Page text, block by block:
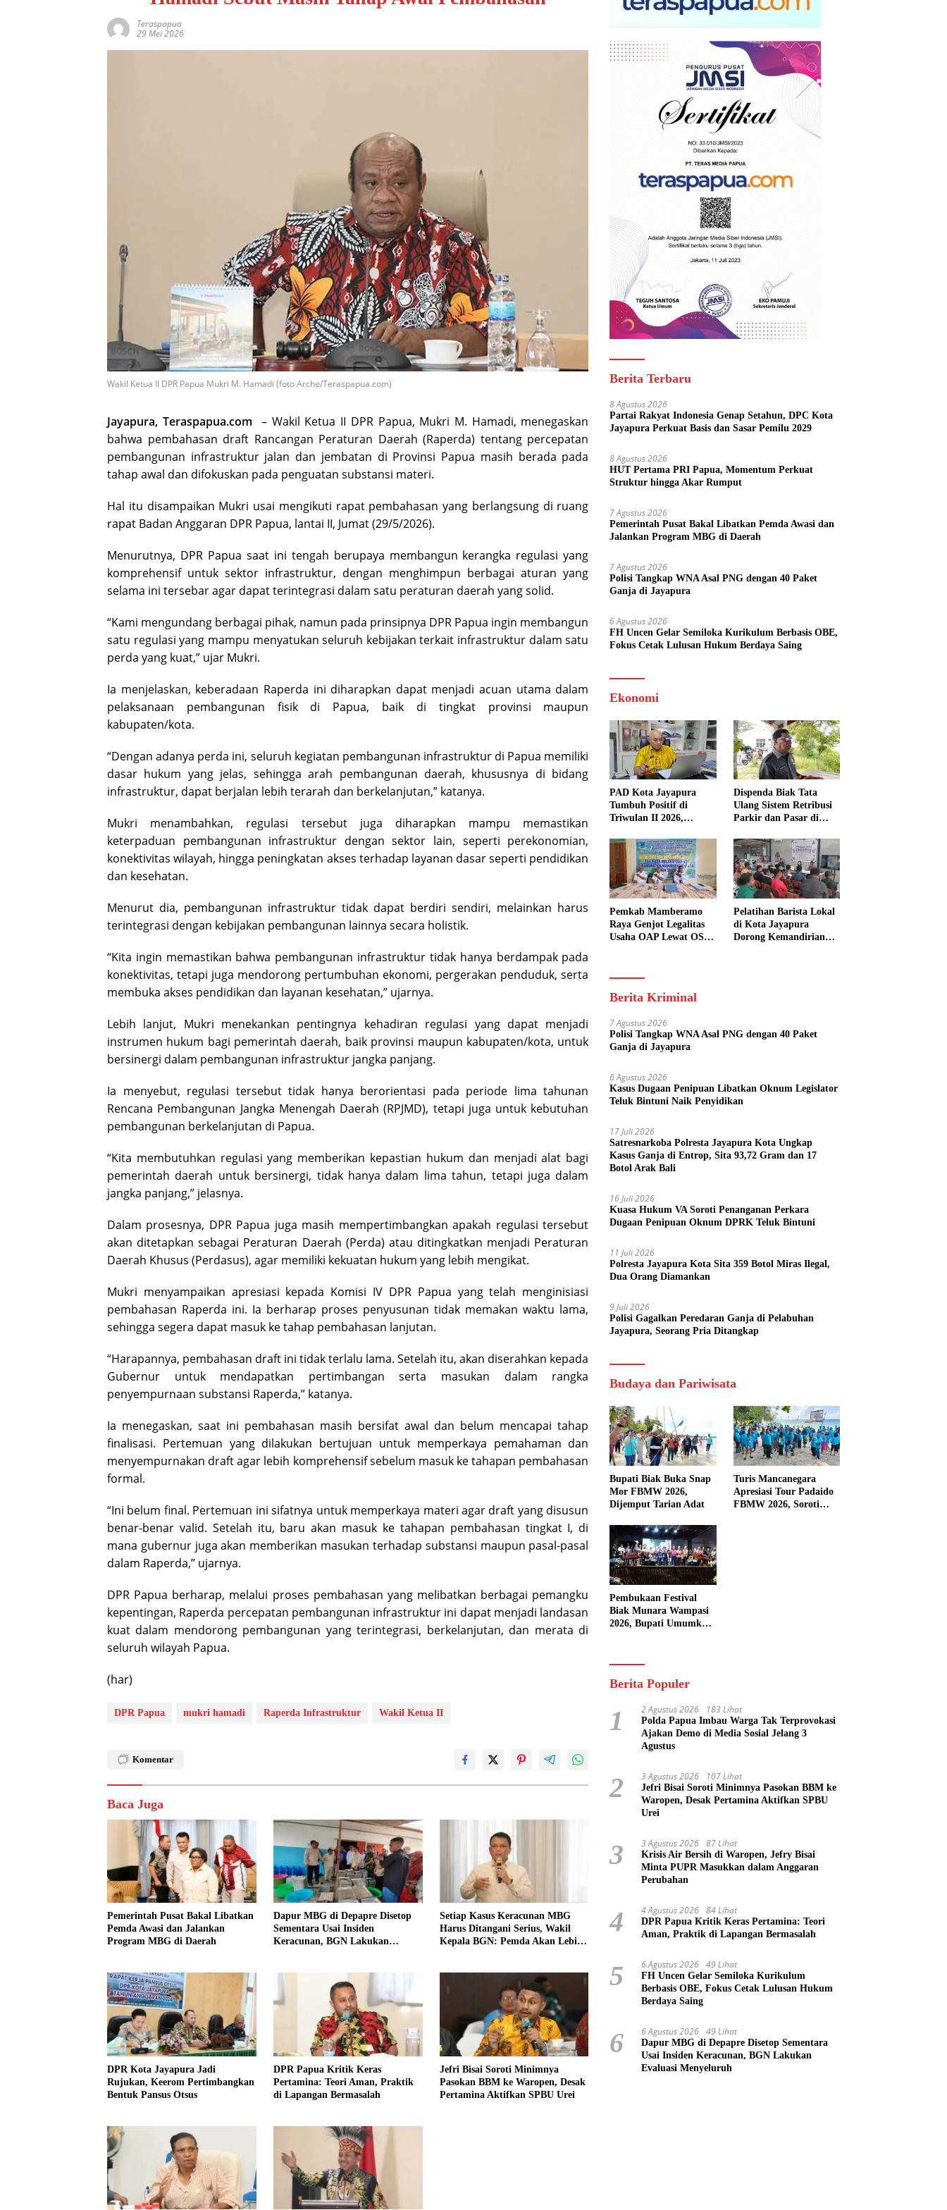
Teraspapua
29 Mei 2026
Wakil Ketua II DPR Papua Mukri M. Hamadi (foto Arche/Teraspapua.com)
Jayapura, Teraspapua.com – Wakil Ketua II DPR Papua, Mukri M. Hamadi, menegaskan
bahwa pembahasan draft Rancangan Peraturan Daerah (Raperda) tentang percepatan
pembangunan infrastruktur jalan dan jembatan di Provinsi Papua masih berada pada
tahap awal dan difokuskan pada penguatan substansi materi.
Hal itu disampaikan Mukri usai mengikuti rapat pembahasan yang berlangsung di ruang
rapat Badan Anggaran DPR Papua, lantai II, Jumat (29/5/2026).
Menurutnya, DPR Papua saat ini tengah berupaya membangun kerangka regulasi yang
komprehensif untuk sektor infrastruktur, dengan menghimpun berbagai aturan yang
selama ini tersebar agar dapat terintegrasi dalam satu peraturan daerah yang solid.
“Kami mengundang berbagai pihak, namun pada prinsipnya DPR Papua ingin membangun
satu regulasi yang mampu menyatukan seluruh kebijakan terkait infrastruktur dalam satu
perda yang kuat,” ujar Mukri.
Ia menjelaskan, keberadaan Raperda ini diharapkan dapat menjadi acuan utama dalam
pelaksanaan pembangunan fisik di Papua, baik di tingkat provinsi maupun
kabupaten/kota.
“Dengan adanya perda ini, seluruh kegiatan pembangunan infrastruktur di Papua memiliki
dasar hukum yang jelas, sehingga arah pembangunan daerah, khususnya di bidang
infrastruktur, dapat berjalan lebih terarah dan berkelanjutan,” katanya.
Mukri menambahkan, regulasi tersebut juga diharapkan mampu memastikan
keterpaduan pembangunan infrastruktur dengan sektor lain, seperti perekonomian,
konektivitas wilayah, hingga peningkatan akses terhadap layanan dasar seperti pendidikan
dan kesehatan.
Menurut dia, pembangunan infrastruktur tidak dapat berdiri sendiri, melainkan harus
terintegrasi dengan kebijakan pembangunan lainnya secara holistik.
“Kita ingin memastikan bahwa pembangunan infrastruktur tidak hanya berdampak pada
konektivitas, tetapi juga mendorong pertumbuhan ekonomi, pergerakan penduduk, serta
membuka akses pendidikan dan layanan kesehatan,” ujarnya.
Lebih lanjut, Mukri menekankan pentingnya kehadiran regulasi yang dapat menjadi
instrumen hukum bagi pemerintah daerah, baik provinsi maupun kabupaten/kota, untuk
bersinergi dalam pembangunan infrastruktur jangka panjang.
Ia menyebut, regulasi tersebut tidak hanya berorientasi pada periode lima tahunan
Rencana Pembangunan Jangka Menengah Daerah (RPJMD), tetapi juga untuk kebutuhan
pembangunan berkelanjutan di Papua.
“Kita membutuhkan regulasi yang memberikan kepastian hukum dan menjadi alat bagi
pemerintah daerah untuk bersinergi, tidak hanya dalam lima tahun, tetapi juga dalam
jangka panjang,” jelasnya.
Dalam prosesnya, DPR Papua juga masih mempertimbangkan apakah regulasi tersebut
akan ditetapkan sebagai Peraturan Daerah (Perda) atau ditingkatkan menjadi Peraturan
Daerah Khusus (Perdasus), agar memiliki kekuatan hukum yang lebih mengikat.
Mukri menyampaikan apresiasi kepada Komisi IV DPR Papua yang telah menginisiasi
pembahasan Raperda ini. Ia berharap proses penyusunan tidak memakan waktu lama,
sehingga segera dapat masuk ke tahap pembahasan lanjutan.
“Harapannya, pembahasan draft ini tidak terlalu lama. Setelah itu, akan diserahkan kepada
Gubernur untuk mendapatkan pertimbangan serta masukan dalam rangka
penyempurnaan substansi Raperda,” katanya.
Ia menegaskan, saat ini pembahasan masih bersifat awal dan belum mencapai tahap
finalisasi. Pertemuan yang dilakukan bertujuan untuk memperkaya pemahaman dan
menyempurnakan draft agar lebih komprehensif sebelum masuk ke tahapan pembahasan
formal.
“Ini belum final. Pertemuan ini sifatnya untuk memperkaya materi agar draft yang disusun
benar-benar valid. Setelah itu, baru akan masuk ke tahapan pembahasan tingkat I, di
mana gubernur juga akan memberikan masukan terhadap substansi maupun pasal-pasal
dalam Raperda,” ujarnya.
DPR Papua berharap, melalui proses pembahasan yang melibatkan berbagai pemangku
kepentingan, Raperda percepatan pembangunan infrastruktur ini dapat menjadi landasan
kuat dalam mendorong pembangunan yang terintegrasi, berkelanjutan, dan merata di
seluruh wilayah Papua.
(har)
DPR Papua mukri hamadi Raperda Infrastruktur Wakil Ketua II
Komentar
Baca Juga
Pemerintah Pusat Bakal Libatkan
Pemda Awasi dan Jalankan
Program MBG di Daerah
Dapur MBG di Depapre Disetop
Sementara Usai Insiden
Keracunan, BGN Lakukan
Setiap Kasus Keracunan MBG
Harus Ditangani Serius, Wakil
Kepala BGN: Pemda Akan Lebih
DPR Kota Jayapura Jadi
Rujukan, Keerom Pertimbangkan
Bentuk Pansus Otsus
DPR Papua Kritik Keras
Pertamina: Teori Aman, Praktik
di Lapangan Bermasalah
Jefri Bisai Soroti Minimnya
Pasokan BBM ke Waropen, Desak
Pertamina Aktifkan SPBU Urei
Berita Terbaru
8 Agustus 2026
Partai Rakyat Indonesia Genap Setahun, DPC Kota
Jayapura Perkuat Basis dan Sasar Pemilu 2029
8 Agustus 2026
HUT Pertama PRI Papua, Momentum Perkuat
Struktur hingga Akar Rumput
7 Agustus 2026
Pemerintah Pusat Bakal Libatkan Pemda Awasi dan
Jalankan Program MBG di Daerah
7 Agustus 2026
Polisi Tangkap WNA Asal PNG dengan 40 Paket
Ganja di Jayapura
6 Agustus 2026
FH Uncen Gelar Semiloka Kurikulum Berbasis OBE,
Fokus Cetak Lulusan Hukum Berdaya Saing
Ekonomi
PAD Kota Jayapura
Tumbuh Positif di
Triwulan II 2026,
Target
Dispenda Biak Tata
Ulang Sistem Retribusi
Parkir dan Pasar di
Pemkab Mamberamo
Raya Genjot Legalitas
Usaha OAP Lewat OSS,
Pelatihan Barista Lokal
di Kota Jayapura
Dorong Kemandirian
Berita Kriminal
7 Agustus 2026
Polisi Tangkap WNA Asal PNG dengan 40 Paket
Ganja di Jayapura
6 Agustus 2026
Kasus Dugaan Penipuan Libatkan Oknum Legislator
Teluk Bintuni Naik Penyidikan
17 Juli 2026
Satresnarkoba Polresta Jayapura Kota Ungkap
Kasus Ganja di Entrop, Sita 93,72 Gram dan 17
Botol Arak Bali
16 Juli 2026
Kuasa Hukum VA Soroti Penanganan Perkara
Dugaan Penipuan Oknum DPRK Teluk Bintuni
11 Juli 2026
Polresta Jayapura Kota Sita 359 Botol Miras Ilegal,
Dua Orang Diamankan
9 Juli 2026
Polisi Gagalkan Peredaran Ganja di Pelabuhan
Jayapura, Seorang Pria Ditangkap
Budaya dan Pariwisata
Bupati Biak Buka Snap
Mor FBMW 2026,
Dijemput Tarian Adat
Turis Mancanegara
Apresiasi Tour Padaido
FBMW 2026, Soroti
Pembukaan Festival
Biak Munara Wampasi
2026, Bupati Umumkan
Berita Populer
1 2 Agustus 2026 183 Lihat
Polda Papua Imbau Warga Tak Terprovokasi
Ajakan Demo di Media Sosial Jelang 3
Agustus
2 3 Agustus 2026 107 Lihat
Jefri Bisai Soroti Minimnya Pasokan BBM ke
Waropen, Desak Pertamina Aktifkan SPBU
Urei
3 3 Agustus 2026 87 Lihat
Krisis Air Bersih di Waropen, Jefry Bisai
Minta PUPR Masukkan dalam Anggaran
Perubahan
4 4 Agustus 2026 84 Lihat
DPR Papua Kritik Keras Pertamina: Teori
Aman, Praktik di Lapangan Bermasalah
5 6 Agustus 2026 49 Lihat
FH Uncen Gelar Semiloka Kurikulum
Berbasis OBE, Fokus Cetak Lulusan Hukum
Berdaya Saing
6 6 Agustus 2026 49 Lihat
Dapur MBG di Depapre Disetop Sementara
Usai Insiden Keracunan, BGN Lakukan
Evaluasi Menyeluruh